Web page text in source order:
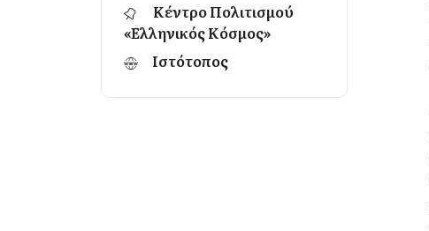
Κέντρο Πολιτισμού
«Ελληνικός Κόσμος»
Ιστότοπος